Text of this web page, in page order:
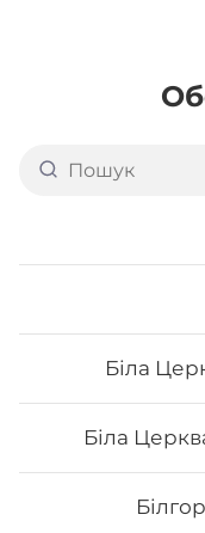
Біла
Біла
вул.
Нігірі